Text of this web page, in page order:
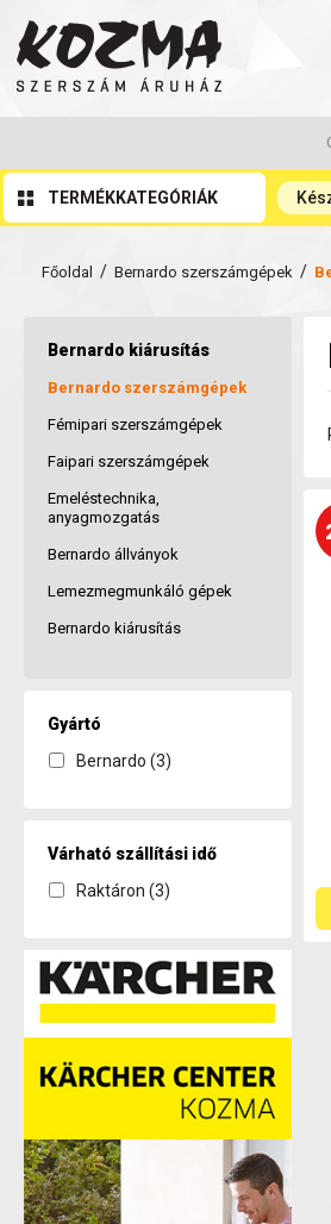
TERMÉKKATEGÓRIÁK
Főoldal / Bernardo szerszámgépek /
Bernardo kiárusítás
Bernardo szerszámgépek
Fémipari szerszámgépek
Faipari szerszámgépek
Emeléstechnika,
anyagmozgatás
Bernardo állványok
Lemezmegmunkáló gépek
Bernardo kiárusítás
Gyártó
Bernardo (3)
Várható szállítási idő
Raktáron (3)